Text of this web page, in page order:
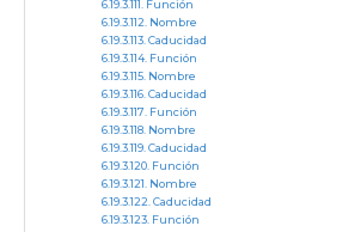
Función
Nombre
Caducidad
Función
Nombre
Caducidad
Función
Nombre
Caducidad
Función
Nombre
Caducidad
Función